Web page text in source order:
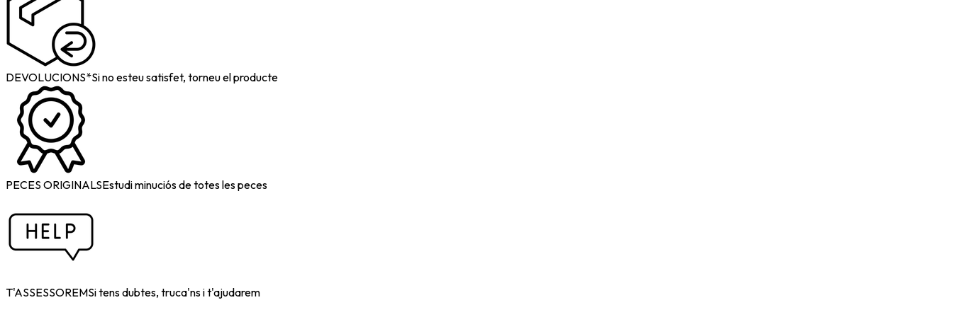
DEVOLUCIONS*Si no esteu satisfet, torneu el producte
PECES ORIGINALSEstudi minuciós de totes les peces
T'ASSESSOREMSi tens dubtes, truca'ns i t'ajudarem